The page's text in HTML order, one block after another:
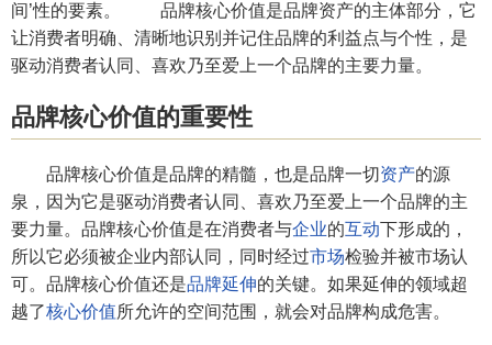
间’性的要素。 品牌核心价值是品牌资产的主体部分，它
让消费者明确、清晰地识别并记住品牌的利益点与个性，是
驱动消费者认同、喜欢乃至爱上一个品牌的主要力量。
品牌核心价值的重要性
品牌核心价值是品牌的精髓，也是品牌一切资产的源
泉，因为它是驱动消费者认同、喜欢乃至爱上一个品牌的主
要力量。品牌核心价值是在消费者与企业的互动下形成的，
所以它必须被企业内部认同，同时经过市场检验并被市场认
可。品牌核心价值还是品牌延伸的关键。如果延伸的领域超
越了核心价值所允许的空间范围，就会对品牌构成危害。